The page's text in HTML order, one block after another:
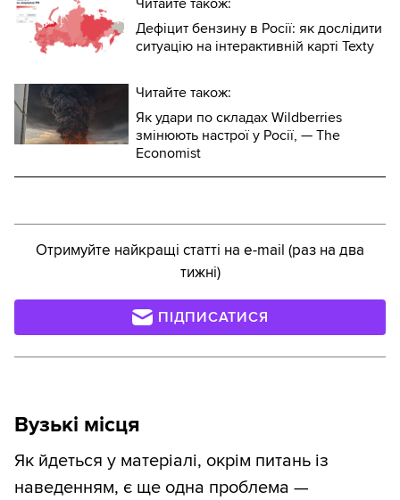
Читайте також:
Дефіцит бензину в Росії: як дослідити
ситуацію на інтерактивній карті Texty
Читайте також:
Як удари по складах Wildberries
змінюють настрої у Росії, — The
Economist
Отримуйте найкращі статті на e-mail (раз на два
тижні)
ПІДПИСАТИСЯ
Вузькі місця
Як йдеться у матеріалі, окрім питань із
наведенням, є ще одна проблема —